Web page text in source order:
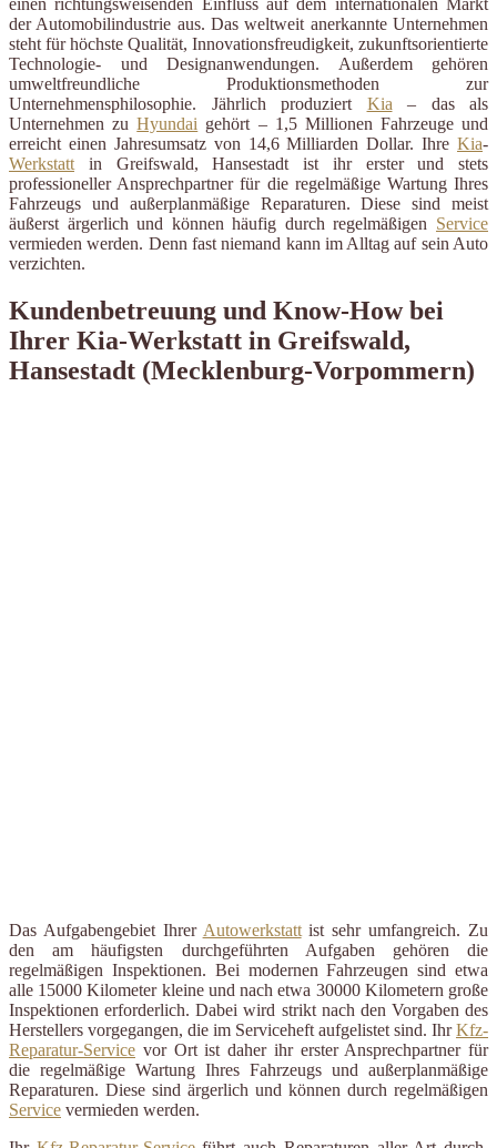
der Automobilindustrie aus. Das weltweit anerkannte Unternehmen
steht für höchste Qualität, Innovationsfreudigkeit, zukunftsorientierte
Technologie- und Designanwendungen. Außerdem gehören
umweltfreundliche Produktionsmethoden zur
Unternehmensphilosophie. Jährlich produziert Kia – das als
Unternehmen zuHyundai gehört – 1,5 Millionen Fahrzeuge und
erreicht einen Jahresumsatz von 14,6 Milliarden Dollar. Ihre Kia-
Werkstatt in Greifswald, Hansestadt ist ihr erster und stets
professioneller Ansprechpartner für die regelmäßige Wartung Ihres
Fahrzeugs und außerplanmäßige Reparaturen. Diese sind meist
äußerst ärgerlich und können häufig durch regelmäßigen Service
vermieden werden. Denn fast niemand kann im Alltag auf sein Auto
verzichten.
Kundenbetreuung und Know-How bei
Ihrer Kia-Werkstatt in Greifswald,
Hansestadt (Mecklenburg-Vorpommern)
Das Aufgabengebiet Ihrer Autowerkstattist sehr umfangreich. Zu
den am häufigsten durchgeführten Aufgaben gehören die
regelmäßigen Inspektionen. Bei modernen Fahrzeugen sind etwa
alle 15000 Kilometer kleine und nach etwa 30000 Kilometern große
Inspektionen erforderlich. Dabei wird strikt nach den Vorgaben des
Herstellers vorgegangen, die im Serviceheft aufgelistet sind. IhrKfz-
Reparatur-Service vor Ort ist daher ihr erster Ansprechpartner für
die regelmäßige Wartung Ihres Fahrzeugs und außerplanmäßige
Reparaturen. Diese sind ärgerlich und können durch regelmäßigen
Service vermieden werden.